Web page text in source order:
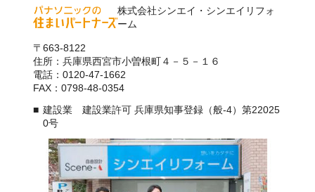
株式会社シンエイ・シンエイリフォ
ーム
〒663-8122
住所：兵庫県西宮市小曽根町４－５－１６
電話：0120-47-1662
FAX：0798-48-0354
建設業 建設業許可 兵庫県知事登録（般-4）第22025
0号